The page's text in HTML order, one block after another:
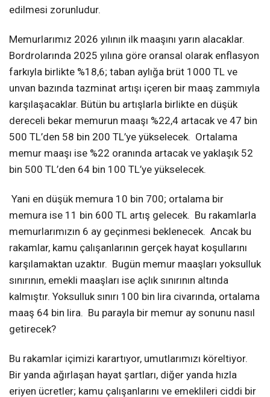
edilmesi zorunludur.
Memurlarımız 2026 yılının ilk maaşını yarın alacaklar.
Bordrolarında 2025 yılına göre oransal olarak enflasyon
farkıyla birlikte %18,6; taban aylığa brüt 1000 TL ve
unvan bazında tazminat artışı içeren bir maaş zammıyla
karşılaşacaklar. Bütün bu artışlarla birlikte en düşük
dereceli bekar memurun maaşı %22,4 artacak ve 47 bin
500 TL’den 58 bin 200 TL’ye yükselecek. Ortalama
memur maaşı ise %22 oranında artacak ve yaklaşık 52
bin 500 TL’den 64 bin 100 TL’ye yükselecek.
Yani en düşük memura 10 bin 700; ortalama bir
memura ise 11 bin 600 TL artış gelecek. Bu rakamlarla
memurlarımızın 6 ay geçinmesi beklenecek. Ancak bu
rakamlar, kamu çalışanlarının gerçek hayat koşullarını
karşılamaktan uzaktır. Bugün memur maaşları yoksulluk
sınırının, emekli maaşları ise açlık sınırının altında
kalmıştır. Yoksulluk sınırı 100 bin lira civarında, ortalama
maaş 64 bin lira. Bu parayla bir memur ay sonunu nasıl
getirecek?
Bu rakamlar içimizi karartıyor, umutlarımızı köreltiyor.
Bir yanda ağırlaşan hayat şartları, diğer yanda hızla
eriyen ücretler; kamu çalışanlarını ve emeklileri ciddi bir